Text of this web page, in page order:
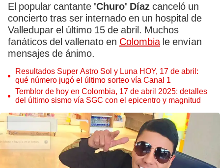
El popular cantante 'Churo' Díaz canceló un
concierto tras ser internado en un hospital de
Valledupar el último 15 de abril. Muchos
fanáticos del vallenato en Colombiale envían
mensajes de ánimo.
Resultados Super Astro Sol y Luna HOY, 17 de abril:
qué número jugó el último sorteo vía Canal 1
Temblor de hoy en Colombia, 17 de abril 2025: detalles
del último sismo vía SGC con el epicentro y magnitud